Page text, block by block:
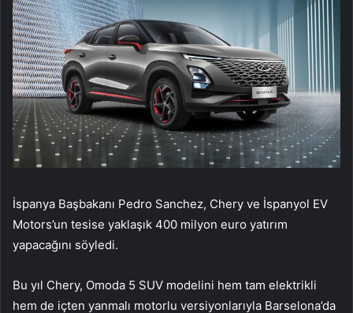
İspanya Başbakanı Pedro Sanchez, Chery ve İspanyol EV
Motors’un tesise yaklaşık 400 milyon euro yatırım
yapacağını söyledi.
Bu yıl Chery, Omoda 5 SUV modelini hem tam elektrikli
hem de içten yanmalı motorlu versiyonlarıyla Barselona’da